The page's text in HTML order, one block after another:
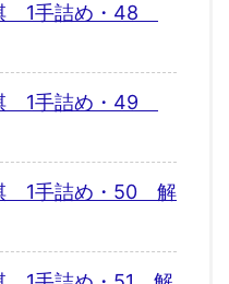
1手詰め・48
1手詰め・49
1手詰め・50 解